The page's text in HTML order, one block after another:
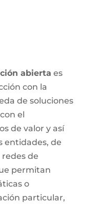
abierta es
con la
de soluciones
el
de valor y así
entidades, de
de
permitan
o
particular,